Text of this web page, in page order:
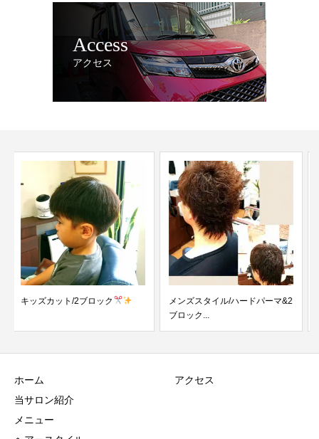
Access
アクセス
メンズスタイル/ハードパーマ&2
メンズスタイル/スパイラルパー
マ＆2ブロック
ホーム
当サロン紹介
メニュー
アクセス